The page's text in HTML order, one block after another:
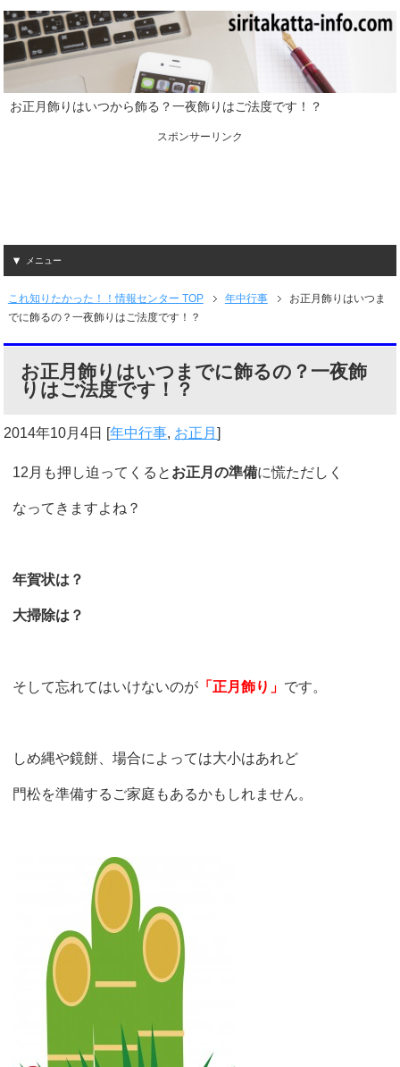
お正月飾りはいつから飾る？一夜飾りはご法度です！？
スポンサーリンク
メニュー
これ知りたかった！！情報センター TOP 年中行事
お正月飾りはいつま
でに飾るの？一夜飾りはご法度です！？
お正月飾りはいつまでに飾るの？一夜飾
りはご法度です！？
2014年10月4日 [年中行事, お正月]
12月も押し迫ってくると お正月の準備に慌ただしく
なってきますよね？
年賀状は？
大掃除は？
そして忘れてはいけないのが 「正月飾り」 です。
しめ縄や鏡餅、場合によっては大小はあれど
門松を準備するご家庭もあるかもしれません。